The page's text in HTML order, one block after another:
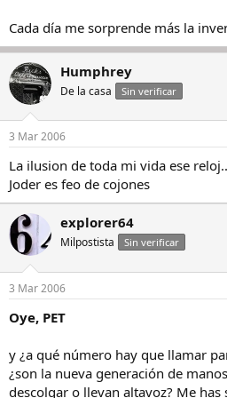
Cada día me sorprende más la
Humphrey
De la casa Sin verificar
3 Mar 2006
La ilusion de toda mi vida ese
Joder es feo de cojones
explorer64
Milpostista Sin verificar
3 Mar 2006
Oye, PET
y ¿a qué número hay que llamar
¿son la nueva generación de
descolgar o llevan altavoz? Me